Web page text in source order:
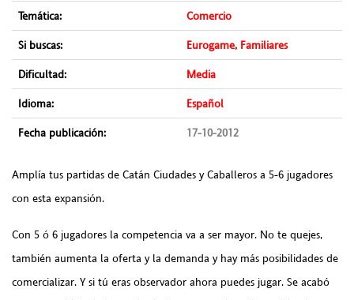
Temática:
Comercio
Si buscas:
Eurogame, Familiares
Dificultad:
Media
Idioma:
Español
Fecha publicación:
17-10-2012
Amplía tus partidas de Catán Ciudades y Caballeros a 5-6 jugadores
con esta expansión.
Con 5 ó 6 jugadores la competencia va a ser mayor. No te quejes,
también aumenta la oferta y la demanda y hay más posibilidades de
comercializar. Y si tú eras observador ahora puedes jugar. Se acabó